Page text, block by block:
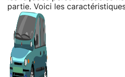
partie. Voici les